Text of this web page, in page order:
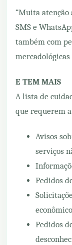
“Muita atenção
SMS e
também com
mercadológicas
E TEM MAIS
A lista de
que requerem
Avisos
serviços
Pedidos
Pedidos